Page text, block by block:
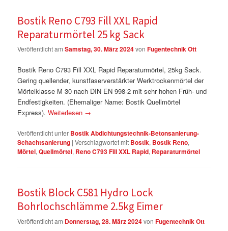
Bostik Reno C793 Fill XXL Rapid
Reparaturmörtel 25 kg Sack
Veröffentlicht amSamstag, 30. März 2024vonFugentechnik Ott
Bostik Reno C793 Fill XXL Rapid Reparaturmörtel, 25kg Sack.
Gering quellender, kunstfaserverstärkter Werktrockenmörtel der
Mörtelklasse M 30 nach DIN EN 998-2 mit sehr hohen Früh- und
Endfestigkeiten. (Ehemaliger Name: Bostik Quellmörtel
Express).Weiterlesen →
Veröffentlicht unter Bostik Abdichtungstechnik-Betonsanierung-
Schachtsanierung |Verschlagwortet mit Bostik, Bostik Reno,
Mörtel,Quellmörtel, Reno C793 Fill XXL Rapid, Reparaturmörtel
Bostik Block C581 Hydro Lock
Bohrlochschlämme 2.5kg Eimer
Veröffentlicht am Donnerstag, 28. März 2024vonFugentechnik Ott